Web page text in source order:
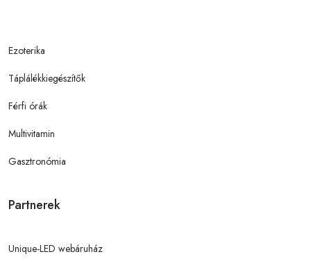
Ezoterika
Táplálékkiegészítők
Férfi órák
Multivitamin
Gasztronómia
Partnerek
Unique-LED webáruház